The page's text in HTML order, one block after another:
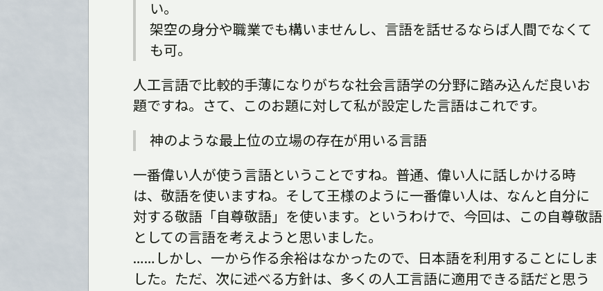
い。
架空の身分や職業でも構いませんし、言語を話せるならば人間でなくて
も可。
人工言語で比較的手薄になりがちな社会言語学の分野に踏み込んだ良いお
題ですね。さて、このお題に対して私が設定した言語はこれです。
神のような最上位の立場の存在が用いる言語
一番偉い人が使う言語ということですね。普通、偉い人に話しかける時
は、敬語を使いますね。そして王様のように一番偉い人は、なんと自分に
対する敬語「自尊敬語」を使います。というわけで、今回は、この自尊敬語
としての言語を考えようと思いました。
……しかし、一から作る余裕はなかったので、日本語を利用することにしま
した。ただ、次に述べる方針は、多くの人工言語に適用できる話だと思う